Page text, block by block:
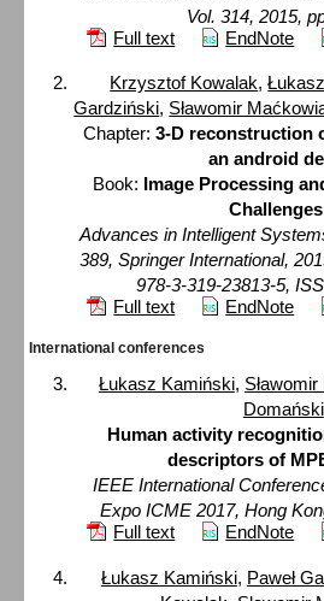
Vol. 314, 2015,
Full text
EndNote
Krzysztof Kowalak,
Gardziński, Sławomir
Chapter: 3-D reconstruction
an android
Book: Image Processing
Advances in Intelligent
389, Springer International,
978-3-319-23813-5,
Full text
EndNote
International conferences
Łukasz Kamiński,
Domański
Human activity
descriptors of
IEEE International
Expo ICME 2017, Hong
Full text
EndNote
Łukasz Kamiński, Paweł